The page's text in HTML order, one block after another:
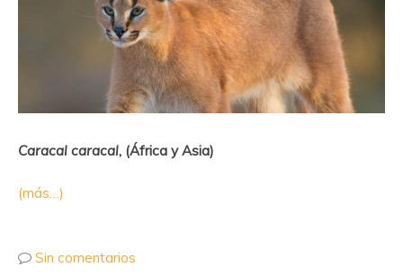
Caracal caracal, (África y Asia)
(más…)
Sin comentarios